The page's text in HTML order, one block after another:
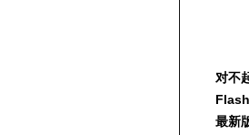
对不
最新